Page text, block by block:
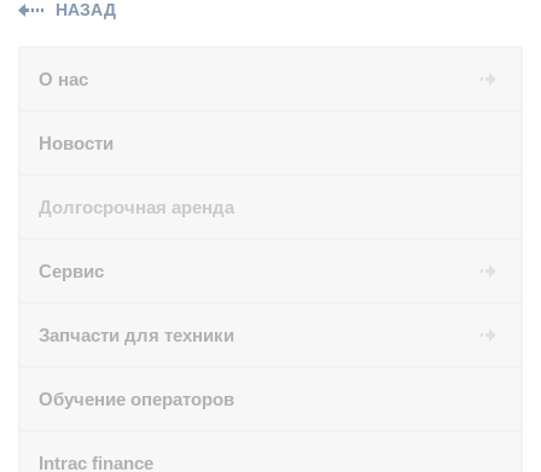
НАЗАД
О нас
Новости
Долгосрочная аренда
Сервис
Запчасти для техники
Обучение операторов
Intrac finance